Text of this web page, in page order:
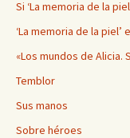
Si ‘La memoria de la
‘La memoria de la piel’
«Los mundos de Alicia.
Temblor
Sus manos
Sobre héroes